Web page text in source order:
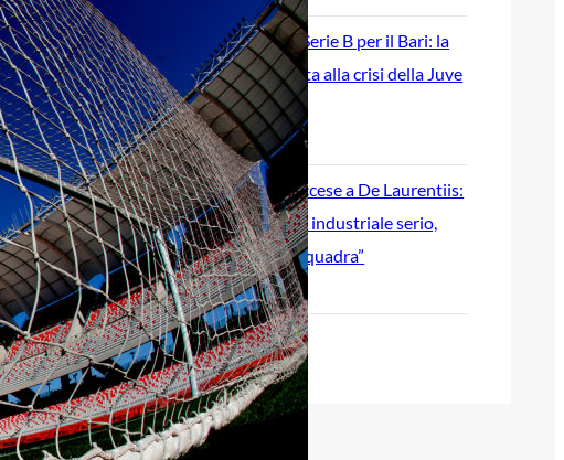
Ripescaggio in Serie B per il Bari: la
speranza è legata alla crisi della Juve
Stabia
28 Maggio 2026
Futuro Bari, Leccese a De Laurentiis:
“Serve un piano industriale serio,
non siamo una seconda squadra”
27 Maggio 2026